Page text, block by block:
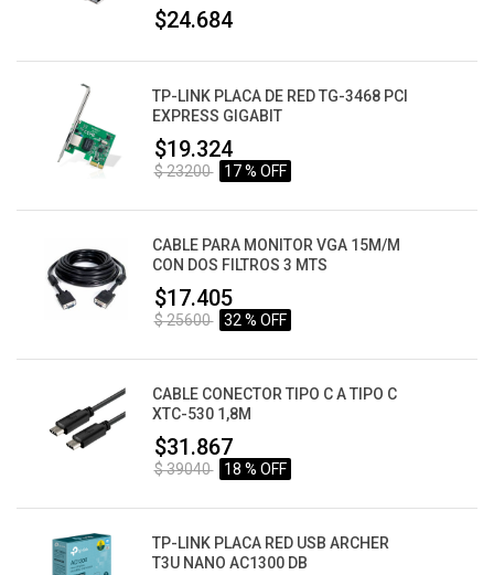
$24.684
TP-LINK PLACA DE RED TG-3468 PCI
EXPRESS GIGABIT
$19.324
$ 23200 17 % OFF
CABLE PARA MONITOR VGA 15M/M
CON DOS FILTROS 3 MTS
$17.405
$ 25600 32 % OFF
CABLE CONECTOR TIPO C A TIPO C
XTC-530 1,8M
$31.867
$ 39040 18 % OFF
TP-LINK PLACA RED USB ARCHER
T3U NANO AC1300 DB